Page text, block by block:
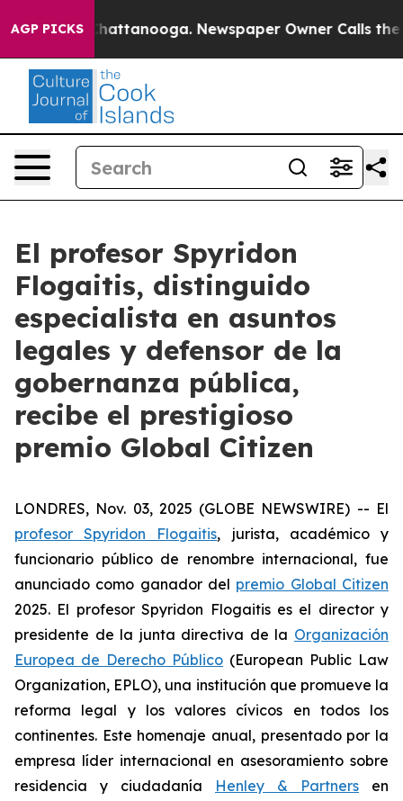
AGP PICKS
in Chattanooga. Newspaper Owner Calls the
El profesor Spyridon
Flogaitis, distinguido
especialista en asuntos
legales y defensor de la
gobernanza pública,
recibe el prestigioso
premio Global Citizen
LONDRES, Nov. 03, 2025 (GLOBE NEWSWIRE) -- El
profesor Spyridon Flogaitis, jurista, académico y
funcionario público de renombre internacional, fue
anunciado como ganador del premio Global Citizen
2025. El profesor Spyridon Flogaitis es el director y
presidente de la junta directiva de la Organización
Europea de Derecho Público (European Public Law
Organization, EPLO), una institución que promueve la
reforma legal y los valores cívicos en todos los
continentes. Este homenaje anual, presentado por la
empresa líder internacional en asesoramiento sobre
residencia y ciudadanía Henley & Partners en